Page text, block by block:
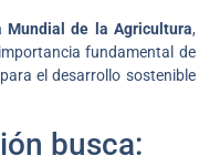
Mundial de la Agricultura,
fundamental de
el desarrollo sostenible
busca: